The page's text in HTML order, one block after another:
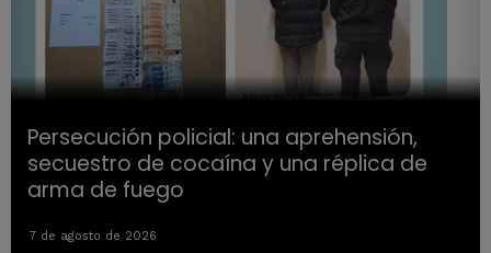
Persecución policial: una aprehensión,
secuestro de cocaína y una réplica de
arma de fuego
7 de agosto de 2026